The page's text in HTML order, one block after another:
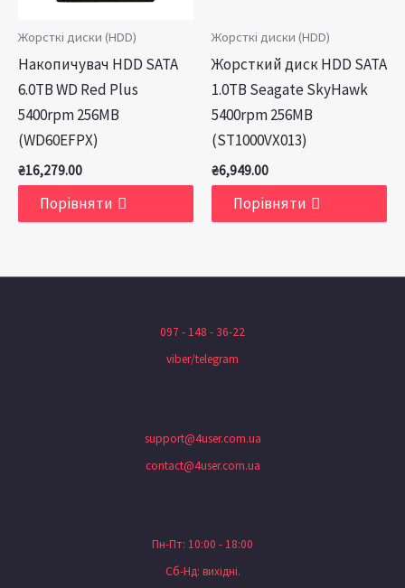
Жорсткі диски (HDD)
Накопичувач HDD SATA
6.0TB WD Red Plus
5400rpm 256MB
(WD60EFPX)
₴16,279.00
Порівняти
Жорсткі диски (HDD)
Жорсткий диск HDD SATA
1.0TB Seagate SkyHawk
5400rpm 256MB
(ST1000VX013)
₴6,949.00
Порівняти
097 - 148 - 36-22
viber/telegram
support@4user.com.ua
contact@4user.com.ua
Пн-Пт: 10:00 - 18:00
Сб-Нд: вихідні.